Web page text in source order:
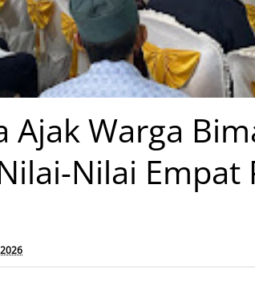
Ajak Warga
Nilai Empat